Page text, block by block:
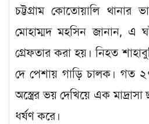
চট্টগ্রাম কোতোয়ালি থানার
মোহাম্মদ মহসিন জানান, এ
গ্রেফতার করা হয়। নিহত
দে পেশায় গাড়ি চালক। গত
অস্ত্রের ভয় দেখিয়ে এক মাদ্রাসা
ধর্ষণ করে।